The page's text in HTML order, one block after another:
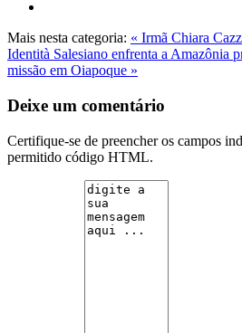
Mais nesta categoria: « Irmã Chiara
Identità Salesiano enfrenta a Amazônia
missão em Oiapoque »
Deixe um comentário
Certifique-se de preencher os campos
permitido código HTML.